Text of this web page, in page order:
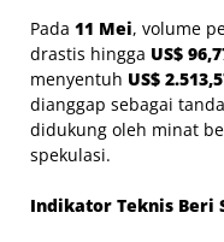
Pada 11 Mei, volume
drastis hingga US$
menyentuh US$
dianggap sebagai
didukung oleh minat
spekulasi.
Indikator Teknis Beri